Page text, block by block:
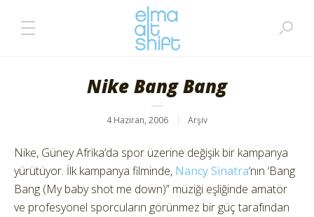
Nike Bang Bang
4 Haziran, 2006 Arşiv
Nike, Güney Afrika’da spor üzerine değişik bir kampanya
yürütüyor. İlk kampanya filminde, Nancy Sinatra‘nın ‘Bang
Bang (My baby shot me down)” müziği eşliğinde amatör
ve profesyonel sporcuların görünmez bir güç tarafından